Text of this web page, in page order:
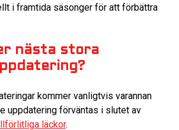
i framtida säsonger för att förbättra
nästa stora
kommer vanligtvis varannan
uppdatering förväntas i slutet av
läckor.